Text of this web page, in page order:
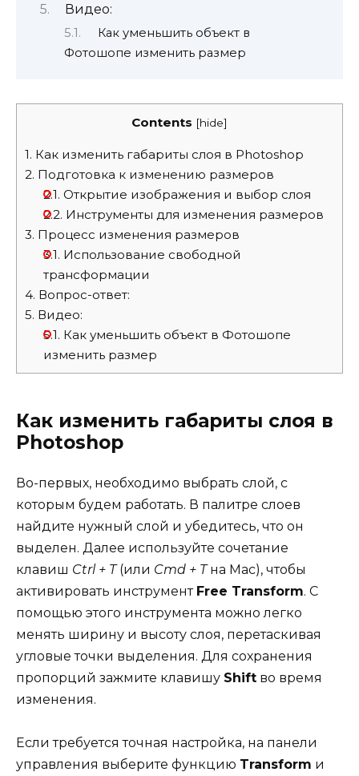
Видео:
Как уменьшить объект в
Фотошопе изменить размер
Contents [hide]
1. Как изменить габариты слоя в Photoshop
2. Подготовка к изменению размеров
2.1. Открытие изображения и выбор слоя
2.2. Инструменты для изменения размеров
3. Процесс изменения размеров
3.1. Использование свободной
трансформации
4. Вопрос-ответ:
5. Видео:
5.1. Как уменьшить объект в Фотошопе
изменить размер
Как изменить габариты слоя в
Photoshop
Во-первых, необходимо выбрать слой, с
которым будем работать. В палитре слоев
найдите нужный слой и убедитесь, что он
выделен. Далее используйте сочетание
клавиш Ctrl + T(или Cmd + Tна Mac), чтобы
активировать инструмент Free Transform. С
помощью этого инструмента можно легко
менять ширину и высоту слоя, перетаскивая
угловые точки выделения. Для сохранения
пропорций зажмите клавишу Shift во время
изменения.
Если требуется точная настройка, на панели
управления выберите функцию Transform и